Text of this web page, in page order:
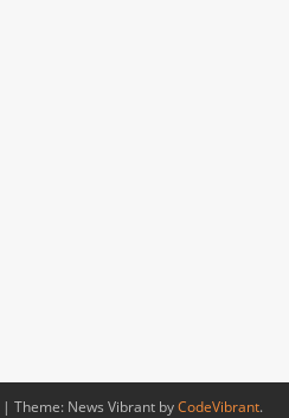
| Theme: News Vibrant byCodeVibrant.